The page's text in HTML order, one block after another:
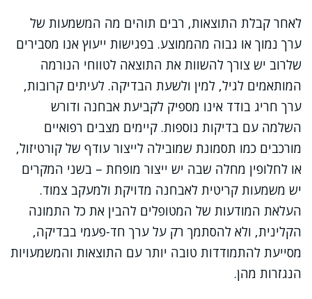
לאחר קבלת התוצאות, רבים תוהים מה המשמעות של
ערך נמוך או גבוה מהממוצע. בפגישות ייעוץ אנו מסבירים
שלרוב יש צורך להשוות את התוצאה לטווחי הנורמה
המותאמים לגיל, למין ולשעת הבדיקה. לעיתים קרובות,
ערך חריג בודד אינו מספיק לקביעת אבחנה ודורש
השלמה עם בדיקות נוספות. קיימים מצבים רפואיים
מורכבים כמו תסמונת שמובילה לייצור עודף של קורטיזול,
או לחלופין מחלה שבה יש ייצור מופחת – בשני המקרים
יש משמעות קריטית לאבחנה מדויקת ולמעקב צמוד.
העלאת המודעות של המטופלים להבין את כל התמונה
הקלינית, ולא להסתמך רק על ערך חד-פעמי בבדיקה,
מסייעת להתמודדות טובה יותר עם התוצאות והמשמעויות
הנגזרות מהן.